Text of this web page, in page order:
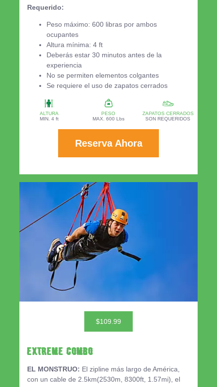
Requerido:
Peso máximo: 600 libras por ambos
ocupantes
Altura mínima: 4 ft
Deberás estar 30 minutos antes de la
experiencia
No se permiten elementos colgantes
Se requiere el uso de zapatos cerrados
ALTURA
MIN. 4 ft
PESO
MAX. 600 Lbs
ZAPATOS CERRADOS
SON REQUERIDOS
Reserva Ahora
$109.99
EXTREME COMBO
EL MONSTRUO: El zipline más largo de América,
con un cable de 2.5km(2530m, 8300ft, 1.57mi), el